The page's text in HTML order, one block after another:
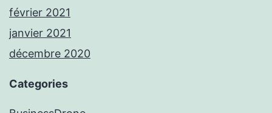
février 2021
janvier 2021
décembre 2020
Categories